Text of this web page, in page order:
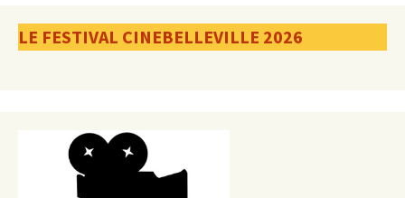
LE FESTIVAL CINEBELLEVILLE 2026